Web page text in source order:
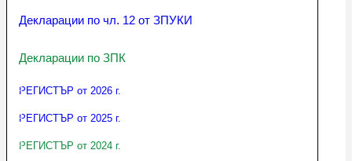
Декларации по чл. 12 от ЗПУКИ
Декларации по ЗПК
РЕГИСТЪР от 2026 г.
РЕГИСТЪР от 2025 г.
РЕГИСТЪР от 2024 г.